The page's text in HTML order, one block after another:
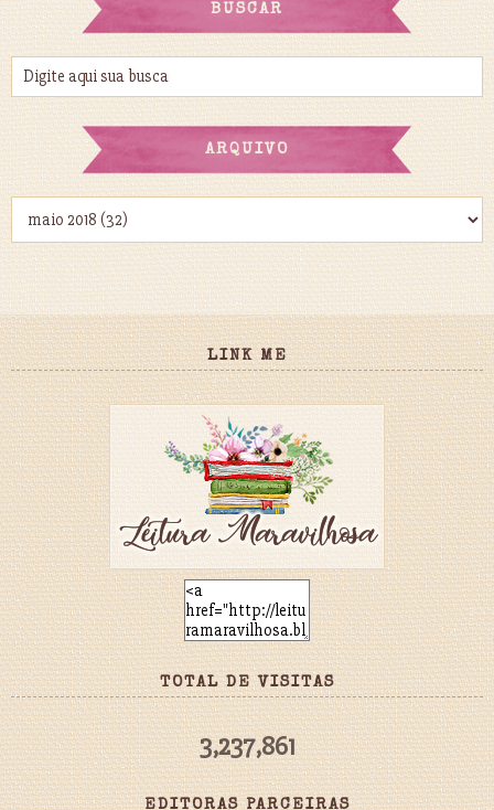
BUSCAR
ARQUIVO
LINK ME
TOTAL DE VISITAS
3,237,861
EDITORAS PARCEIRAS